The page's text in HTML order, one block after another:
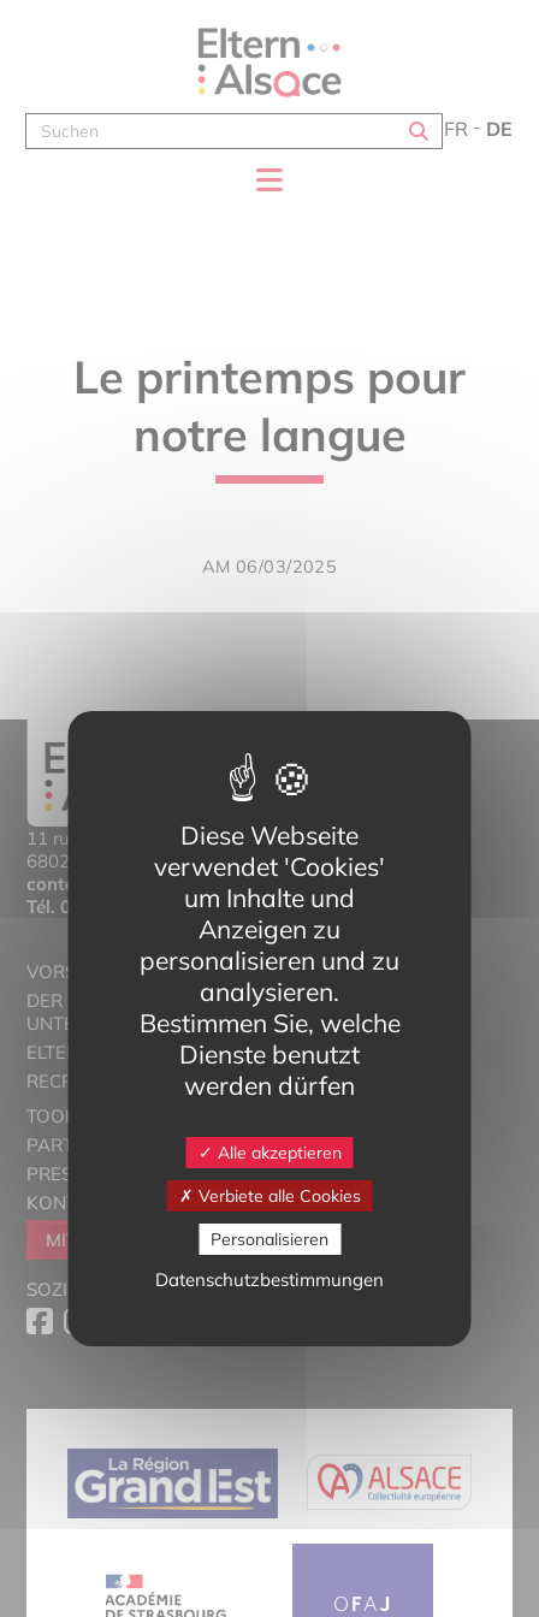
FR DE
Le printemps pour
notre langue
AM 06/03/2025
11 rue Mittlerweg,
68025 Colmar Cedex
contact@eltern-bilinguisme.org
Tél. 03 89 20 46 74
VORSTELLUNG
DER ZWEISPRACHIGE
UNTERRICHT
ELTERN ALSACE - EUROSTAGES
RECRUTORRS
TOOLBOX
PARTNER
PRESSESCHAU
KONTAKT
MITGLIEDER WERDEN
SOZIALE MEDIEN
Diese Webseite
verwendet 'Cookies'
um Inhalte und
Anzeigen zu
personalisieren und zu
analysieren.
Bestimmen Sie, welche
Dienste benutzt
werden dürfen
Alle akzeptieren
Verbiete alle Cookies
Personalisieren
Datenschutzbestimmungen